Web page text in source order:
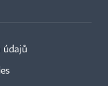
údajů